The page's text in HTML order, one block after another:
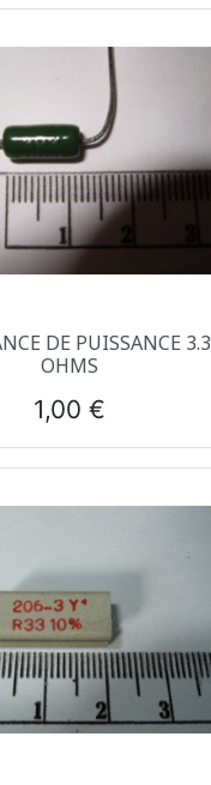
Aperçu rapide
DE PUISSANCE 3.3
OHMS
Prix
1,00 €